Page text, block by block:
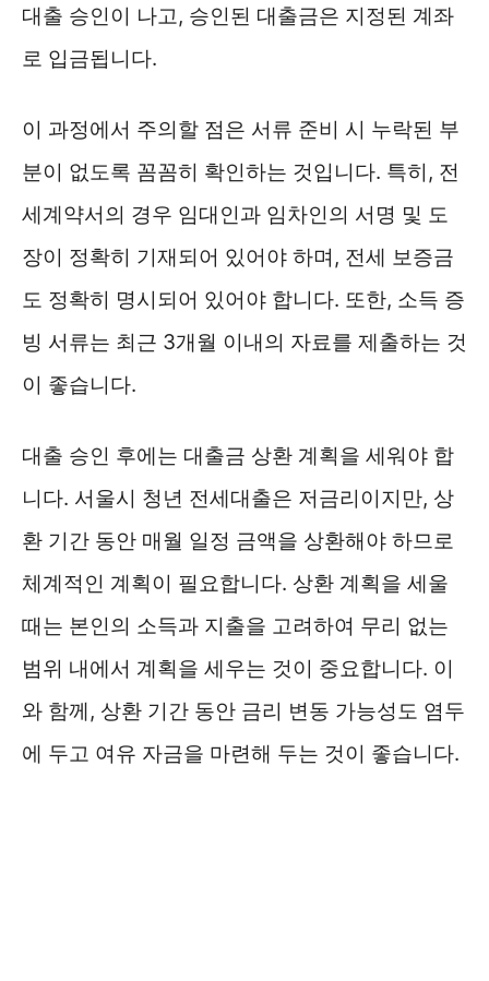
대출 승인이 나고, 승인된 대출금은 지정된 계좌
로 입금됩니다.
이 과정에서 주의할 점은 서류 준비 시 누락된 부
분이 없도록 꼼꼼히 확인하는 것입니다. 특히, 전
세계약서의 경우 임대인과 임차인의 서명 및 도
장이 정확히 기재되어 있어야 하며, 전세 보증금
도 정확히 명시되어 있어야 합니다. 또한, 소득 증
빙 서류는 최근 3개월 이내의 자료를 제출하는 것
이 좋습니다.
대출 승인 후에는 대출금 상환 계획을 세워야 합
니다. 서울시 청년 전세대출은 저금리이지만, 상
환 기간 동안 매월 일정 금액을 상환해야 하므로
체계적인 계획이 필요합니다. 상환 계획을 세울
때는 본인의 소득과 지출을 고려하여 무리 없는
범위 내에서 계획을 세우는 것이 중요합니다. 이
와 함께, 상환 기간 동안 금리 변동 가능성도 염두
에 두고 여유 자금을 마련해 두는 것이 좋습니다.